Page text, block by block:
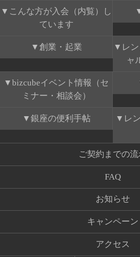
こんな方が入会（内覧）し
ています
創業・起業
レ
ャ
bizcubeイベント情報（セ
ミナー・相談会）
銀座の便利手帖
レ
ご契約までの
FAQ
お知らせ
キャンペーン
アクセス